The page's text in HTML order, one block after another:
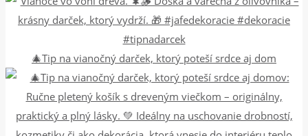
🎄Tip na vianočný darček, ktorý poteší srdce aj dom